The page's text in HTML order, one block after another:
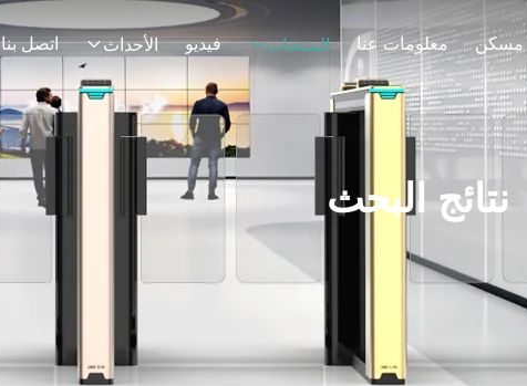
مسكن معلومات عنا المنتجات فيديو الأحداث اتصل بنا
نتائج البحث